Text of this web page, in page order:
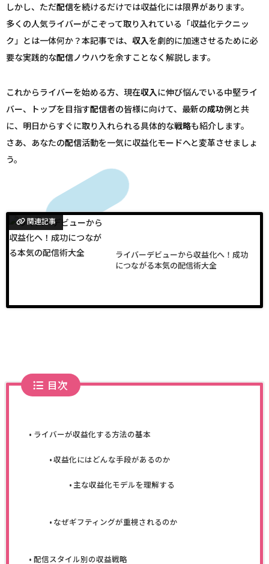
しかし、ただ配信を続けるだけでは収益化には限界があります。
多くの人気ライバーがこぞって取り入れている「収益化テクニッ
ク」とは一体何か？本記事では、 収入を劇的に加速させるために必
要な実践的な配信ノウハウを余すことなく解説します。
これからライバーを始める方、現在収入に伸び悩んでいる中堅ライ
バー、トップを目指す配信者の皆様に向けて、最新の成功例と共
に、明日からすぐに取り入れられる具体的な戦略も紹介します。
さあ、あなたの配信活動を一気に収益化モードへと変革させましょ
う。
関連記事
ライバーデビューから収益化へ！成功
につながる本気の配信術大全
目次
ライバーが収益化する方法の基本
収益化にはどんな手段があるのか
主な収益化モデルを理解する
なぜギフティングが重視されるのか
配信スタイル別の収益戦略